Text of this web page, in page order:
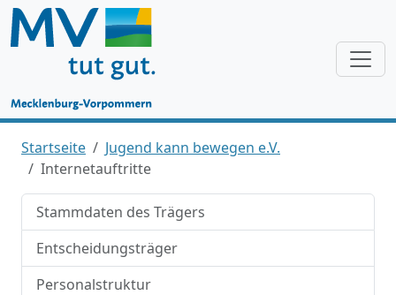
Startseite
Jugend kann bewegen e.V.
Internetauftritte
Stammdaten des Trägers
Entscheidungsträger
Personalstruktur